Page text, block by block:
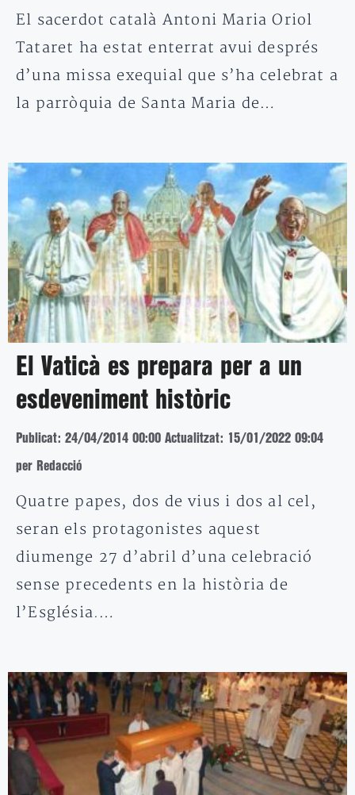
El sacerdot català Antoni Maria Oriol
Tataret ha estat enterrat avui després
d’una missa exequial que s’ha celebrat a
la parròquia de Santa Maria de…
El Vaticà es prepara per a un
esdeveniment històric
Publicat: 24/04/2014 00:00 Actualitzat: 15/01/2022 09:04
per Redacció
Quatre papes, dos de vius i dos al cel,
seran els protagonistes aquest
diumenge 27 d’abril d’una celebració
sense precedents en la història de
l’Església.…